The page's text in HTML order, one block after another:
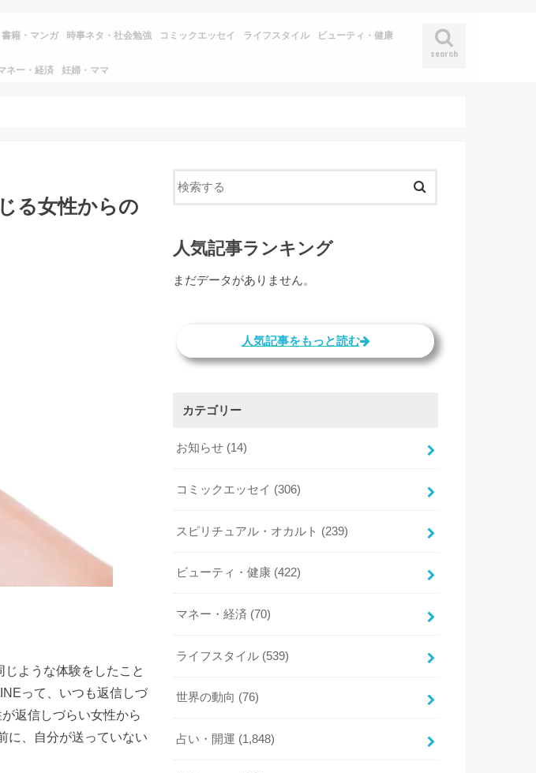
search
籍・マンガ 時事ネタ・社会勉強 コミックエッセイ ライフスタイル ビューティ・健康
ネー・経済 妊婦・ママ
る女性からの
ような体験をしたこと
って、いつも返信しづ
返信しづらい女性から
に、自分が送っていない
人気記事ランキング
まだデータがありません。
人気記事をもっと読む
カテゴリー
お知らせ (14)
コミックエッセイ (306)
スピリチュアル・オカルト (239)
ビューティ・健康 (422)
マネー・経済 (70)
ライフスタイル (539)
世界の動向 (76)
占い・開運 (1,848)